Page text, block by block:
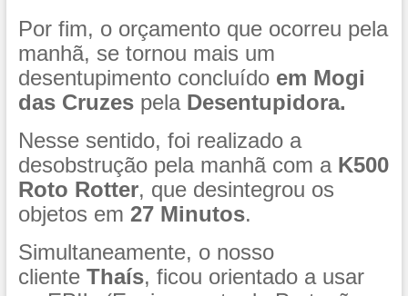
Por fim, o orçamento que ocorreu pela
manhã, se tornou mais um
desentupimento concluído em Mogi
das Cruzespela Desentupidora.
Nesse sentido, foi realizado a
desobstrução pela manhã com a K500
Roto Rotter, que desintegrou os
objetos em 27 Minutos.
Simultaneamente, o nosso
cliente Thaís, ficou orientado a usar